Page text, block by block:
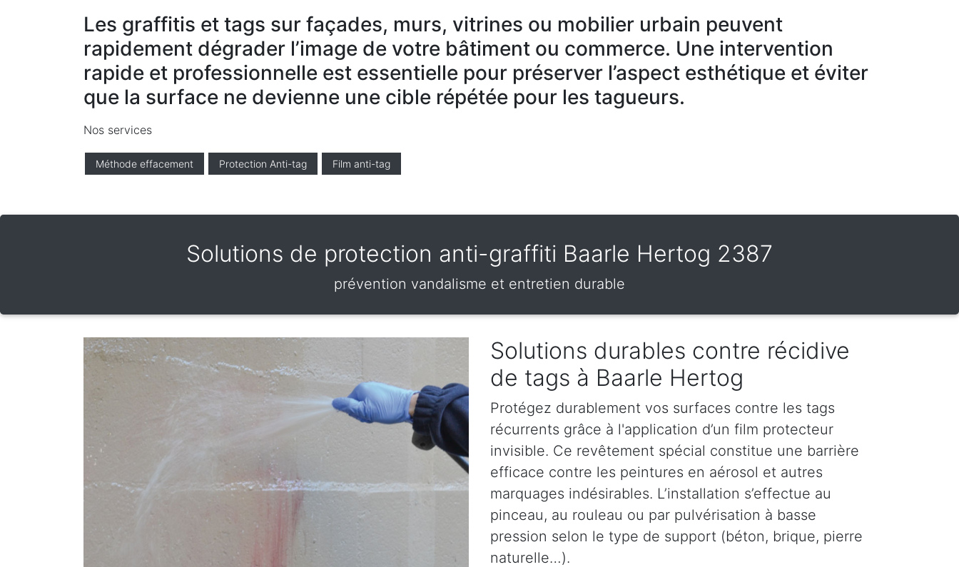
Les graffitis et tags sur façades, murs, vitrines ou mobilier urbain peuvent
rapidement dégrader l’image de votre bâtiment ou commerce. Une intervention
rapide et professionnelle est essentielle pour préserver l’aspect esthétique et éviter
que la surface ne devienne une cible répétée pour les tagueurs.
Nos services
Méthode effacement Protection Anti-tag Film anti-tag
Solutions de protection anti-graffiti Baarle Hertog 2387
prévention vandalisme et entretien durable
Solutions durables contre récidive
de tags à Baarle Hertog
Protégez durablement vos surfaces contre les tags
récurrents grâce à l'application d’un film protecteur
invisible. Ce revêtement spécial constitue une barrière
efficace contre les peintures en aérosol et autres
marquages indésirables. L’installation s’effectue au
pinceau, au rouleau ou par pulvérisation à basse
pression selon le type de support (béton, brique, pierre
naturelle…).